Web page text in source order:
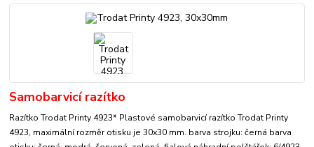
Samobarvicí razítko
Razítko Trodat Printy 4923* Plastové samobarvicí razítko Trodat Printy
4923, maximální rozměr otisku je 30x30 mm. barva strojku: černá barva